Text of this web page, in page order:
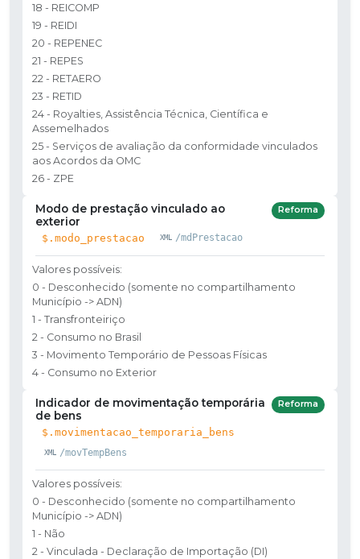
18 - REICOMP
19 - REIDI
20 - REPENEC
21 - REPES
22 - RETAERO
23 - RETID
24 - Royalties, Assistência Técnica, Científica e
Assemelhados
25 - Serviços de avaliação da conformidade vinculados
aos Acordos da OMC
26 - ZPE
Modo de prestação vinculado ao
exterior
$.modo_prestacao /mdPrestacao
Reforma
Valores possíveis:
0 - Desconhecido (somente no compartilhamento
Município -> ADN)
1 - Transfronteiriço
2 - Consumo no Brasil
3 - Movimento Temporário de Pessoas Físicas
4 - Consumo no Exterior
Indicador de movimentação temporária
de bens
$.movimentacao_temporaria_bens
/movTempBens
Reforma
Valores possíveis:
0 - Desconhecido (somente no compartilhamento
Município -> ADN)
1 - Não
2 - Vinculada - Declaração de Importação (DI)